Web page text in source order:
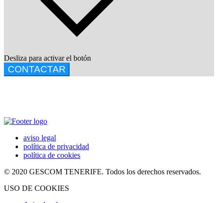
Desliza para activar el botón
CONTACTAR
aviso legal
política de privacidad
política de cookies
© 2020 GESCOM TENERIFE. Todos los derechos reservados.
USO DE COOKIES